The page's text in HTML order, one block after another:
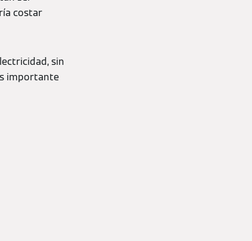
costar
sin
importante